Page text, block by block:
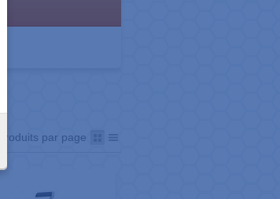
produits par page